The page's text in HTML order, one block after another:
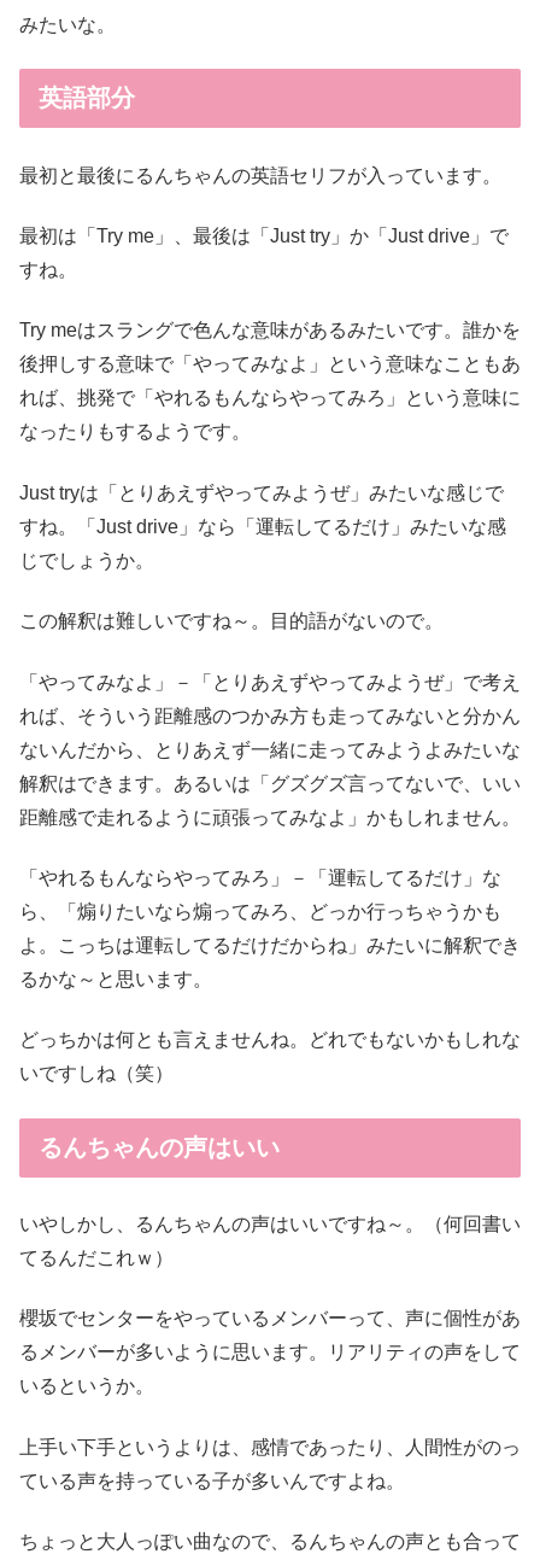
みたいな。
英語部分
最初と最後にるんちゃんの英語セリフが入っています。
最初は「Try me」、最後は「Just try」か「Just drive」で
すね。
Try meはスラングで色んな意味があるみたいです。誰かを
後押しする意味で「やってみなよ」という意味なこともあ
れば、挑発で「やれるもんならやってみろ」という意味に
なったりもするようです。
Just tryは「とりあえずやってみようぜ」みたいな感じで
すね。「Just drive」なら「運転してるだけ」みたいな感
じでしょうか。
この解釈は難しいですね～。目的語がないので。
「やってみなよ」－「とりあえずやってみようぜ」で考え
れば、そういう距離感のつかみ方も走ってみないと分かん
ないんだから、とりあえず一緒に走ってみようよみたいな
解釈はできます。あるいは「グズグズ言ってないで、いい
距離感で走れるように頑張ってみなよ」かもしれません。
「やれるもんならやってみろ」－「運転してるだけ」な
ら、「煽りたいなら煽ってみろ、どっか行っちゃうかも
よ。こっちは運転してるだけだからね」みたいに解釈でき
るかな～と思います。
どっちかは何とも言えませんね。どれでもないかもしれな
いですしね（笑）
るんちゃんの声はいい
いやしかし、るんちゃんの声はいいですね～。（何回書い
てるんだこれｗ）
櫻坂でセンターをやっているメンバーって、声に個性があ
るメンバーが多いように思います。リアリティの声をして
いるというか。
上手い下手というよりは、感情であったり、人間性がのっ
ている声を持っている子が多いんですよね。
ちょっと大人っぽい曲なので、るんちゃんの声とも合って